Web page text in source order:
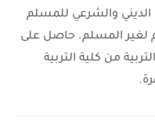
والشرعي للمسلم
لغير المسلم. حاصل على
من كلية التربية